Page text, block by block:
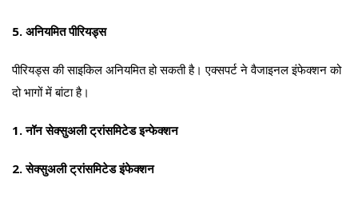
5. अनियमित पीरियड्स
पीरियड्स की साइकिल अनियमित हो सकती है। एक्सपर्ट ने वैजाइनल इंफेक्शन को
दो भागों में बांटा है।
1. नॉन सेक्सुअली ट्रांसमिटेड इन्फेक्शन
2. सेक्सुअली ट्रांसमिटेड इंफेक्शन